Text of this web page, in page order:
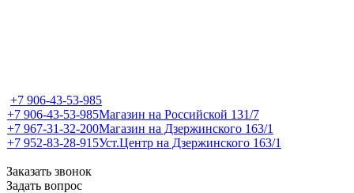
+7 906-43-53-985
+7 906-43-53-985Магазин на Российской 131/7
+7 967-31-32-200Магазин на Дзержинского 163/1
+7 952-83-28-915Уст.Центр на Дзержинского 163/1
Заказать звонок
Задать вопрос